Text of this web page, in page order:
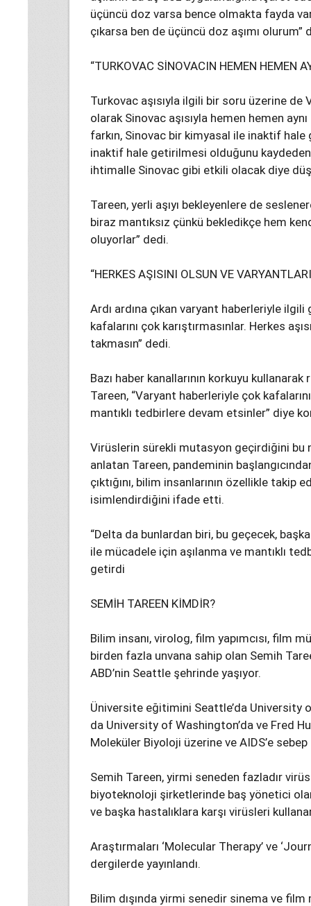
üçüncü doz varsa bence olmakta fayda
çıkarsa ben de üçüncü doz aşımı olurum”
“TURKOVAC SİNOVACIN HEMEN HEMEN
Turkovac aşısıyla ilgili bir soru üzerine de
olarak Sinovac aşısıyla hemen hemen
farkın, Sinovac bir kimyasal ile inaktif hale
inaktif hale getirilmesi olduğunu kaydeden
ihtimalle Sinovac gibi etkili olacak diye
Tareen, yerli aşıyı bekleyenlere de
biraz mantıksız çünkü bekledikçe hem
oluyorlar” dedi.
“HERKES AŞISINI OLSUN VE
Ardı ardına çıkan varyant haberleriyle
kafalarını çok karıştırmasınlar. Herkes
takmasın” dedi.
Bazı haber kanallarının korkuyu
Tareen, “Varyant haberleriyle çok
mantıklı tedbirlere devam etsinler” diye
Virüslerin sürekli mutasyon geçirdiğini bu
anlatan Tareen, pandeminin
çıktığını, bilim insanlarının özellikle
isimlendirdiğini ifade etti.
“Delta da bunlardan biri, bu geçecek,
ile mücadele için aşılanma ve mantıklı
getirdi
SEMİH TAREEN KİMDİR?
Bilim insanı, virolog, film yapımcısı, film
birden fazla unvana sahip olan Semih
ABD’nin Seattle şehrinde yaşıyor.
Üniversite eğitimini Seattle’da University
da University of Washington’da ve Fred
Moleküler Biyoloji üzerine ve AIDS’e
Semih Tareen, yirmi seneden fazladır
biyoteknoloji şirketlerinde baş yönetici
ve başka hastalıklara karşı virüsleri
Araştırmaları ‘Molecular Therapy’ ve
dergilerde yayınlandı.
Bilim dışında yirmi senedir sinema ve